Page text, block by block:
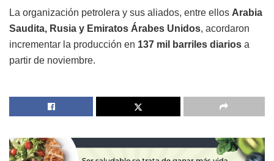
La organización petrolera y sus aliados, entre ellos Arabia
Saudita, Rusia y Emiratos Árabes Unidos, acordaron
incrementar la producción en 137 mil barriles diarios a
partir de noviembre.